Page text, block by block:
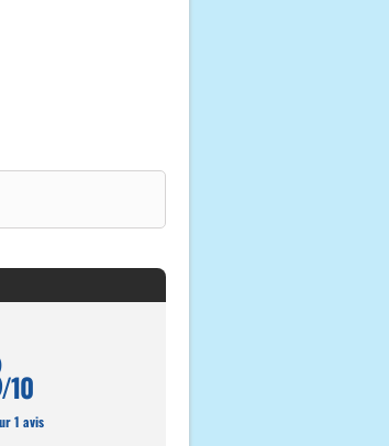
/10
1 avis